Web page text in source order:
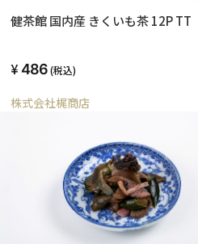
健茶館 国内産 きくいも茶 12P TT
486(税込)
株式会社梶商店